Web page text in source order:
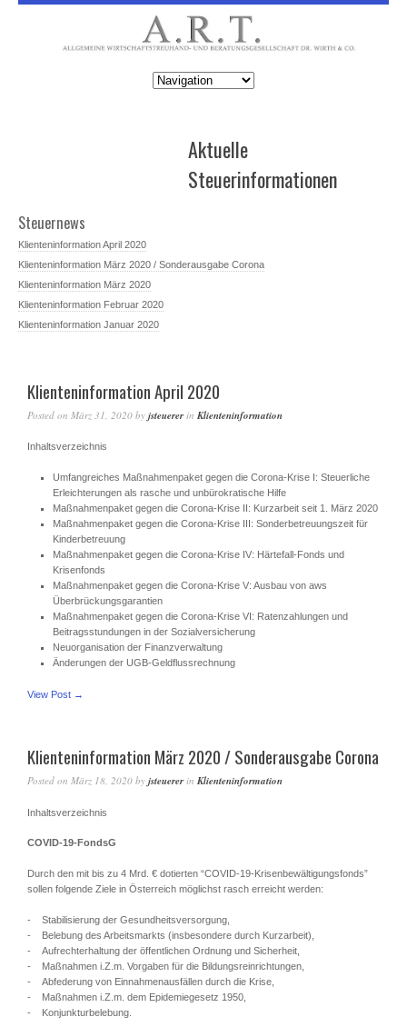
Aktuelle
Steuerinformationen
Steuernews
Klienteninformation April 2020
Klienteninformation März 2020 / Sonderausgabe Corona
Klienteninformation März 2020
Klienteninformation Februar 2020
Klienteninformation Januar 2020
Klienteninformation April 2020
Posted on März 31, 2020 by jsteuerer in Klienteninformation
Inhaltsverzeichnis
Umfangreiches Maßnahmenpaket gegen die Corona-Krise I: Steuerliche
Erleichterungen als rasche und unbürokratische Hilfe
Maßnahmenpaket gegen die Corona-Krise II: Kurzarbeit seit 1. März 2020
Maßnahmenpaket gegen die Corona-Krise III: Sonderbetreuungszeit für
Kinderbetreuung
Maßnahmenpaket gegen die Corona-Krise IV: Härtefall-Fonds und
Krisenfonds
Maßnahmenpaket gegen die Corona-Krise V: Ausbau von aws
Überbrückungsgarantien
Maßnahmenpaket gegen die Corona-Krise VI: Ratenzahlungen und
Beitragsstundungen in der Sozialversicherung
Neuorganisation der Finanzverwaltung
Änderungen der UGB-Geldflussrechnung
View Post →
Klienteninformation März 2020 / Sonderausgabe Corona
Posted on März 18, 2020 by jsteuerer in Klienteninformation
Inhaltsverzeichnis
COVID-19-FondsG
Durch den mit bis zu 4 Mrd. € dotierten “COVID-19-Krisenbewältigungsfonds”
sollen folgende Ziele in Österreich möglichst rasch erreicht werden:
- Stabilisierung der Gesundheitsversorgung,
- Belebung des Arbeitsmarkts (insbesondere durch Kurzarbeit),
- Aufrechterhaltung der öffentlichen Ordnung und Sicherheit,
- Maßnahmen i.Z.m. Vorgaben für die Bildungsreinrichtungen,
- Abfederung von Einnahmenausfällen durch die Krise,
- Maßnahmen i.Z.m. dem Epidemiegesetz 1950,
- Konjunkturbelebung.